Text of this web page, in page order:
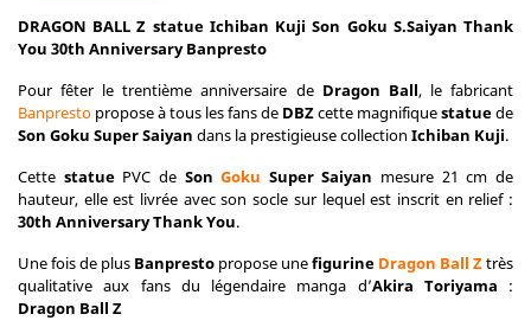
DRAGON BALL Z statue Ichiban Kuji Son Goku S.Saiyan Thank
You 30th Anniversary Banpresto
Pour fêter le trentième anniversaire de Dragon Ball, le fabricant
Banpresto propose à tous les fans de DBZcette magnifiquestatuede
Son Goku Super Saiyan dans la prestigieuse collection Ichiban Kuji.
Cette statuePVC de SonGoku Super Saiyan mesure 21 cm de
hauteur, elle est livrée avec son socle sur lequel est inscrit en relief :
30th Anniversary Thank You.
Une fois de plus Banpresto propose unefigurine Dragon Ball Ztrès
qualitative aux fans du légendaire manga d’Akira Toriyama :
Dragon Ball Z